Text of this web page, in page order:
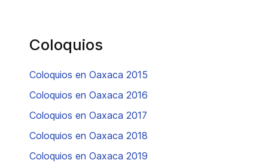
Coloquios
Coloquios en Oaxaca 2015
Coloquios en Oaxaca 2016
Coloquios en Oaxaca 2017
Coloquios en Oaxaca 2018
Coloquios en Oaxaca 2019